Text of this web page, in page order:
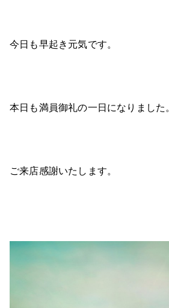
今日も早起き元気です。
本日も満員御礼の一日になりました。
ご来店感謝いたします。